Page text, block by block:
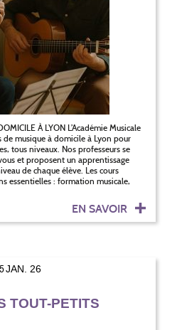
À LYON L’Académie Musicale
de musique à domicile à Lyon pour
tous niveaux. Nos professeurs se
et proposent un apprentissage
de chaque élève. Les cours
essentielles : formation musicale,
EN SAVOIR
JAN. 26
TOUT-PETITS